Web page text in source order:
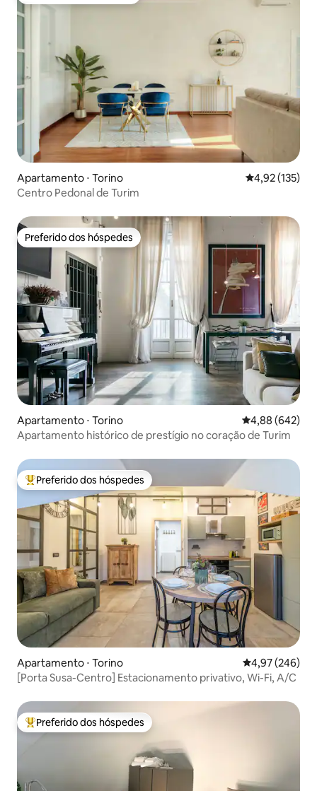
Apartamento ⋅ Torino 4,92 de uma
4,92 (135)
Centro Pedonal de Turim
Preferido dos hóspedes
Preferido dos hóspedes
Apartamento ⋅ Torino 4,88 de uma
4,88 (642)
Apartamento histórico de prestígio no coração de Turim
Entre os melhores preferidos dos hóspedes
Preferido dos hóspedes
Apartamento ⋅ Torino 4,97 de uma
4,97 (246)
[Porta Susa-Centro] Estacionamento privativo, Wi-Fi, A/C
Entre os melhores preferidos dos hóspedes
Preferido dos hóspedes